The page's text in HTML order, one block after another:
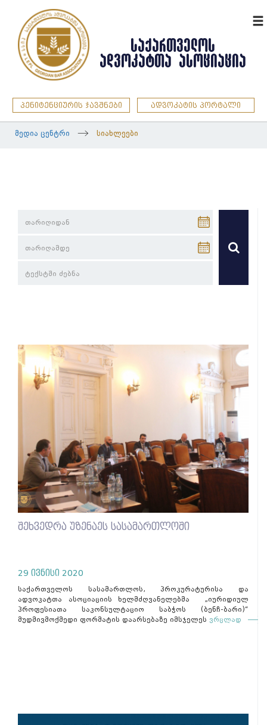
ᲡᲐᲥᲐᲠᲗᲕᲔᲚᲝᲡ
ᲐᲓᲕᲝᲙᲐᲢᲗᲐ ᲐᲡᲝᲪᲘᲐᲪᲘᲐ
პენიტენციურის ჯავშნები ადვოკატის პორტალი
მედია ცენტრი სიახლეები
შეხვედრა უზენაეს სასამართლოში
29 ივნისი 2020
საქართველოს სასამართლოს, პროკურატურისა და
ადვოკატთა ასოციაციის ხელმძღვანელებმა „იურიდიულ
პროფესიათა საკონსულტაციო საბჭოს (ბენჩ-ბარი)“
მუდმივმოქმედი ფორმატის დაარსებაზე იმსჯელეს ვრცლად